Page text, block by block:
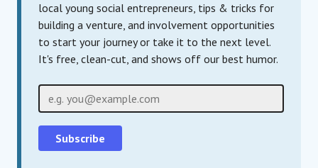
local young social entrepreneurs, tips & tricks for
building a venture, and involvement opportunities
to start your journey or take it to the next level.
It's free, clean-cut, and shows off our best humor.